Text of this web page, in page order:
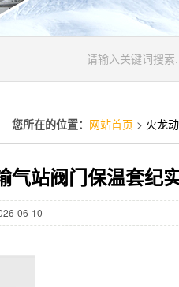
您所在的位置： 网站首页 > 火龙
气站阀门保温套纪
06-10